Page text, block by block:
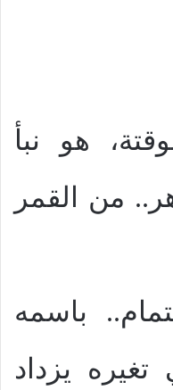
هو نبأ
من القمر
باسمه
يزداد